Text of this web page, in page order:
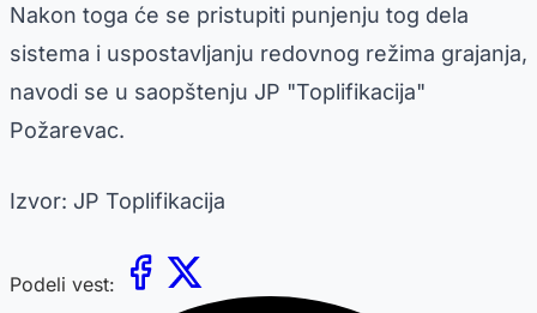
Nakon toga će se pristupiti punjenju tog dela
sistema i uspostavljanju redovnog režima grajanja,
navodi se u saopštenju JP "Toplifikacija"
Požarevac.
Izvor: JP Toplifikacija
Podeli vest: